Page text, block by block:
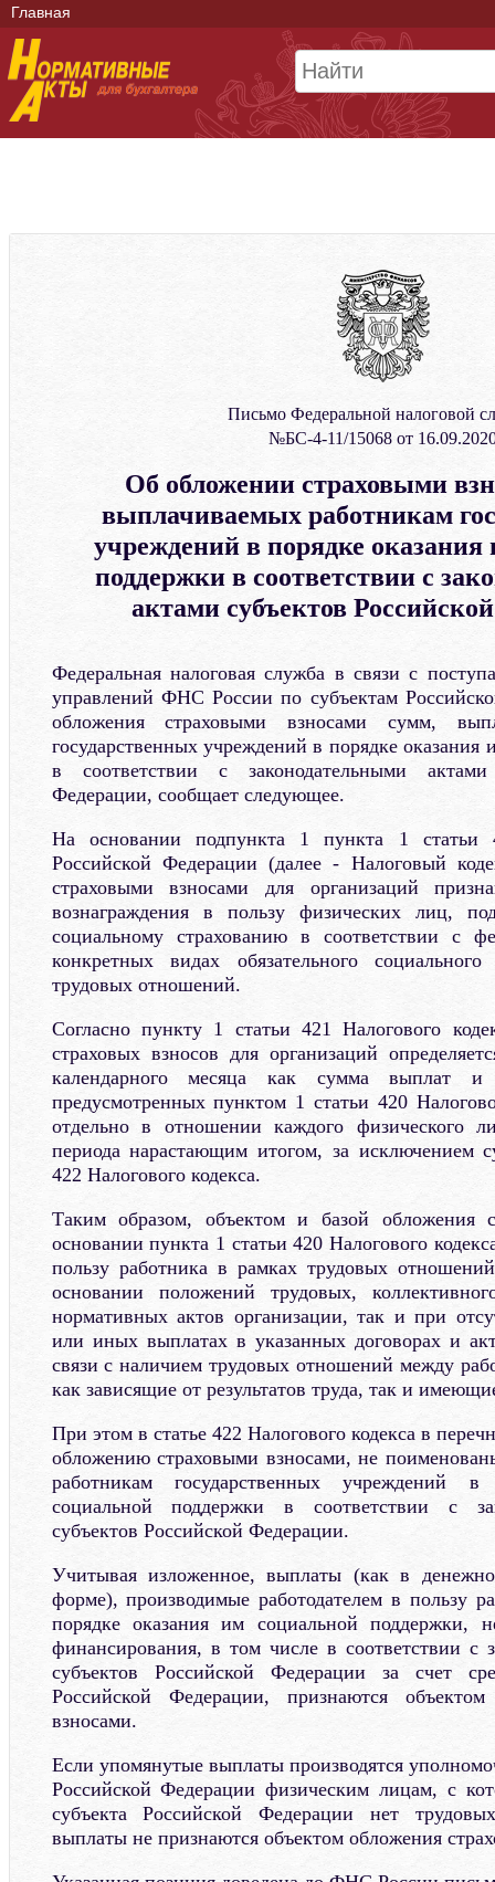
Главная
Письмо Федеральной налоговой
№БС-4-11/15068 от
Об обложении страховыми
выплачиваемых работникам
учреждений в порядке
поддержки в соответствии с
актами субъектов
Федеральная налоговая служба в связи с
управлений ФНС России по субъектам
обложения страховыми взносами сумм,
государственных учреждений в порядке
в соответствии с законодательными актами
Федерации, сообщает следующее.
На основании подпункта 1 пункта 1 статьи
Российской Федерации (далее - Налоговый
страховыми взносами для организаций
вознаграждения в пользу физических лиц,
социальному страхованию в соответствии с
конкретных видах обязательного
трудовых отношений.
Согласно пункту 1 статьи 421 Налогового
страховых взносов для организаций
календарного месяца как сумма выплат и
предусмотренных пунктом 1 статьи 420
отдельно в отношении каждого физического
периода нарастающим итогом, за исключением
422 Налогового кодекса.
Таким образом, объектом и базой обложения
основании пункта 1 статьи 420 Налогового
пользу работника в рамках трудовых
основании положений трудовых,
нормативных актов организации, так и при
или иных выплатах в указанных договорах и
связи с наличием трудовых отношений между
как зависящие от результатов труда, так и
При этом в статье 422 Налогового кодекса в
обложению страховыми взносами, не
работникам государственных учреждений
социальной поддержки в соответствии с
субъектов Российской Федерации.
Учитывая изложенное, выплаты (как в
форме), производимые работодателем в пользу
порядке оказания им социальной поддержки,
финансирования, в том числе в соответствии с
субъектов Российской Федерации за счет
Российской Федерации, признаются
взносами.
Если упомянутые выплаты производятся
Российской Федерации физическим лицам, с
субъекта Российской Федерации нет
выплаты не признаются объектом обложения